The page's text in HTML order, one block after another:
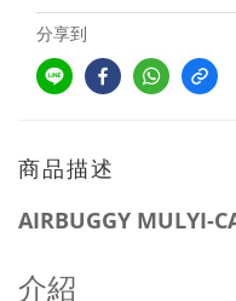
分享到
商品描述
AIRBUGGY MULYI-
介紹